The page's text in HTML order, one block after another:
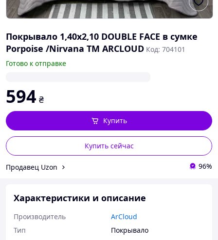
Покрывало 1,40x2,10 DOUBLE FACE в сумке
Porpoise /Nirvana ТМ ARCLOUD Код: 704101
Готово к отправке
594 ₴
Купить сейчас
Купить
Продавец Uzon 96%
Характеристики и описание
Производитель
ArCloud
Тип
Покрывало